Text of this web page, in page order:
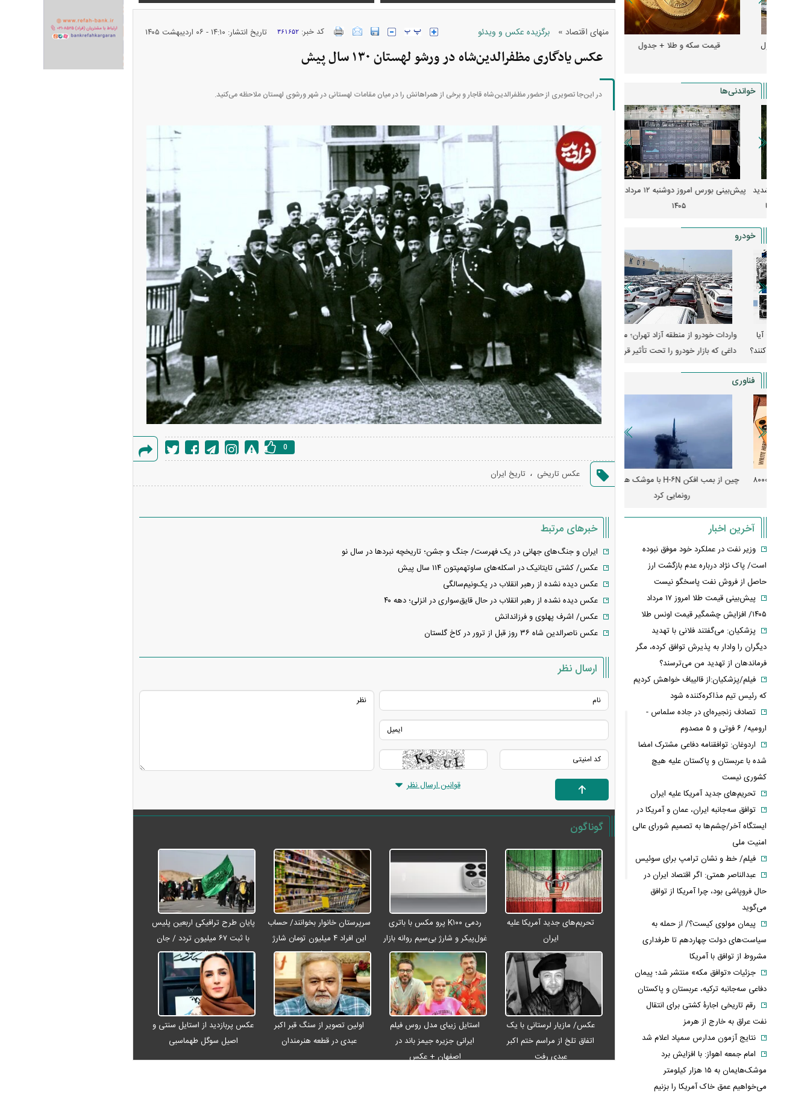
منهای اقتصاد » برگزیده عکس و ویدئو کد خبر:۳۶۱۶۵۲ تاریخ انتشار: ۱۴:۱۰ - ۰۶ ارديبهشت ۱۴۰۵
عکس یادگاری مظفرالدین‌شاه در ورشو لهستان ۱۳۰ سال پیش
در این‌جا تصویری از حضور مظفرالدین‌شاه قاجار و برخی از همراهانش را در میان مقامات لهستانی در شهر ورشوی لهستان ملاحظه می‌کنید.
گزارش
0
عکس تاریخی ، تاریخ ایران
خبرهای مرتبط
ایران و جنگ‌های جهانی در یک فهرست/ جنگ و جشن؛ تاریخچه نبرد‌ها در سال نو
عکس/ کشتی تایتانیک در اسکله‌های ساوتهمپتون ۱۱۴ سال پیش
عکس دیده نشده از رهبر انقلاب در یک‌ونیم‌سالگی
عکس دیده نشده از رهبر انقلاب در حال قایق‌سواری در انزلی؛ دهه ۴۰
عکس/ اشرف پهلوی و فرزاندانش
عکس ناصرالدین شاه ۳۶ روز قبل از ترور در کاخ گلستان
ارسال نظر
قوانین ارسال نظر
گوناگون
تحریم‌های جدید آمریکا علیه
ایران
ردمی K۱۰۰ پرو مکس با باتری
غول‌پیکر و شارژ بی‌سیم روانه بازار
می‌شود
سرپرستان خانوار بخوانند/ حساب
این افراد ۴ میلیون تومان شارژ
شد
پایان طرح ترافیکی اربعین پلیس
با ثبت ۶۷ میلیون تردد / جان
باختن ۲۴ زائر در تصادفات
اربعینی
عکس/ مازیار لرستانی با یک
اتفاق تلخ از مراسم ختم اکبر
عبدی رفت
استایل زیبای مدل روس فیلم
ایرانی جزیره جیمز باند در
اصفهان + عکس
اولین تصویر از سنگ قبر اکبر
عبدی در قطعه هنرمندان
عکس پربازدید از استایل سنتی و
اصیل سوگل طهماسبی
قیمت سکه و طلا + جدول
خواندنی‌ها
پیش‌بینی بورس امروز دوشنبه ۱۲ مرداد ماه
زنگ خطر انباشت نیاز در بازار مسکن؛ فنر
قیمت‌ها فشرده شده
کارنامه مردود محسن پاک‌ نژاد؛ از افت شدید
درآمد ارزی تا بازی با عزل و نصب‌ها
۱۴۰۵
خودرو
واردات خودرو از منطقه آزاد تهران؛ مناظره
داغی که بازار خودرو را تحت تأثیر قرار داد
قیمت خودرو وارد فاز جدید شد/ اولین
واکنش بازار به تحولات سیاسی + جدول
هجوم خودروسازان چینی به اروپا؛ آیا
کارخانه‌های بحران‌زده نجات پیدا می‌کنند؟
واردات خودرو از منطقه آزاد تهران؛ مناظره
داغی که بازار خودرو را تحت تأثیر قرار داد
فناوری
چین از بمب افکن H-۶N با موشک هسته‌ای
رونمایی کرد
پهپاد رهگیر یا موشک پدافند؛ قدرت تهدید
آخرین اخبار
وزیر نفت در عملکرد خود موفق نبوده
است/ پاک نژاد درباره عدم بازگشت ارز
حاصل از فروش نفت پاسخگو نیست
پیش‌بینی قیمت طلا امروز ۱۷ مرداد
۱۴۰۵/ افزایش چشمگیر قیمت اونس طلا
پزشکیان: می‌گفتند فلانی با تهدید
دیگران را وادار به پذیرش توافق کرده، مگر
فرماندهان از تهدید من می‌ترسند؟
فیلم/پزشکیان:از قالیباف خواهش کردیم
که رئیس تیم مذاکره‌کننده شود
تصادف زنجیره‌ای در جاده سلماس -
ارومیه/ ۶ فوتی و ۵ مصدوم
اردوغان: توافقنامه دفاعی مشترک امضا
شده با عربستان و پاکستان علیه هیچ
کشوری نیست
تحریم‌های جدید آمریکا علیه ایران
توافق سه‌جانبه ایران، عمان و آمریکا در
ایستگاه آخر/چشم‌ها به تصمیم شورای عالی
امنیت ملی
فیلم/ خط و نشان ترامپ برای سوئیس
عبدالناصر همتی: اگر اقتصاد ایران در
حال فروپاشی بود، چرا آمریکا از توافق
می‌گوید
پیمان مولوی کیست؟/ از حمله به
سیاست‌های دولت چهاردهم تا طرفداری
مشروط از توافق با آمریکا
جزئیات «توافق مکه» منتشر شد؛ پیمان
دفاعی سه‌جانبه ترکیه، عربستان و پاکستان
رقم تاریخی اجارۀ کشتی برای انتقال
نفت عراق به خارج از هرمز
نتایج آزمون مدارس سمپاد اعلام شد
امام‌ جمعه اهواز: با افزایش برد
موشک‌هایمان به ۱۵ هزار کیلومتر
می‌خواهیم عمق خاک آمریکا را بزنیم